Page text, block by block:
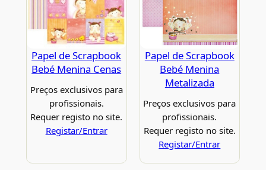
Papel de Scrapbook
Bebé Menina Cenas
Preços exclusivos para
profissionais.
Requer registo no site.
Registar/Entrar
Papel de Scrapbook
Bebé Menina
Metalizada
Preços exclusivos para
profissionais.
Requer registo no site.
Registar/Entrar